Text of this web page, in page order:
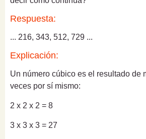
Respuesta:
... 216, 343, 512, 729 ...
Explicación:
Un número cúbico es el resultado de
veces por sí mismo:
2 x 2 x 2 = 8
3 x 3 x 3 = 27